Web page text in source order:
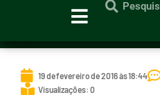
19 de fevereiro de 2016 às 18:44
Visualizações: 0